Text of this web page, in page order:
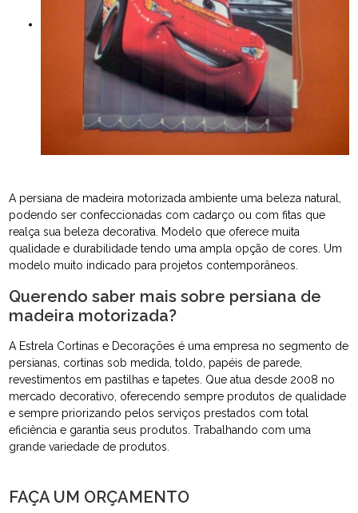
A persiana de madeira motorizada ambiente uma beleza natural,
podendo ser confeccionadas com cadarço ou com fitas que
realça sua beleza decorativa. Modelo que oferece muita
qualidade e durabilidade tendo uma ampla opção de cores. Um
modelo muito indicado para projetos contemporâneos.
Querendo saber mais sobre persiana de
madeira motorizada?
A Estrela Cortinas e Decorações é uma empresa no segmento de
persianas, cortinas sob medida, toldo, papéis de parede,
revestimentos em pastilhas e tapetes. Que atua desde 2008 no
mercado decorativo, oferecendo sempre produtos de qualidade
e sempre priorizando pelos serviços prestados com total
eficiência e garantia seus produtos. Trabalhando com uma
grande variedade de produtos.
FAÇA UM ORÇAMENTO